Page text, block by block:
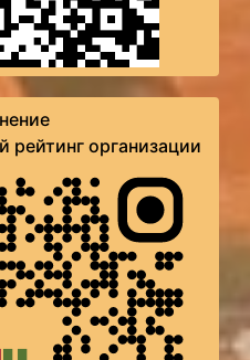
организации